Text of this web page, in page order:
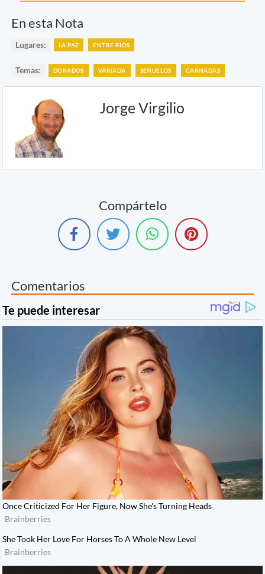
En esta Nota
Lugares: LA PAZ ENTRE RIOS
Temas: DORADOS VARIADA SEÑUELOS CARNADAS
Jorge Virgilio
Compártelo
Comentarios